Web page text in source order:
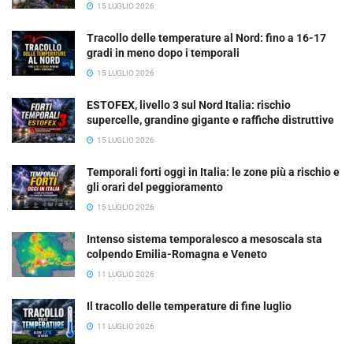
15 LUGLIO 2026
Tracollo delle temperature al Nord: fino a 16-17
gradi in meno dopo i temporali
15 LUGLIO 2026
ESTOFEX, livello 3 sul Nord Italia: rischio
supercelle, grandine gigante e raffiche distruttive
15 LUGLIO 2026
Temporali forti oggi in Italia: le zone più a rischio e
gli orari del peggioramento
15 LUGLIO 2026
Intenso sistema temporalesco a mesoscala sta
colpendo Emilia-Romagna e Veneto
11 LUGLIO 2026
Il tracollo delle temperature di fine luglio
11 LUGLIO 2026